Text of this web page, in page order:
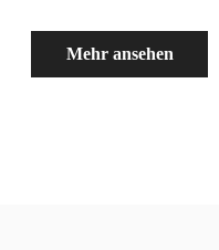
Mehr ansehen